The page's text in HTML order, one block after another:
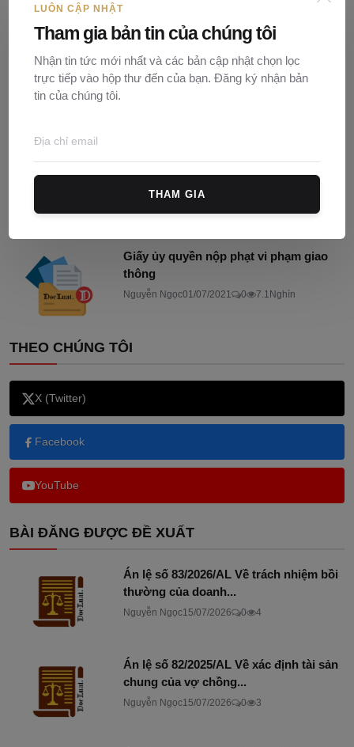
Nguyễn Ngọc25/05/2026 676
Đề thi trắc nghiệm công chứng 2026 -
Quyết định 148/QĐ-HĐCCVTQ 2025 ban
Giấy ủy quyền nộp phạt vi phạm giao
thông
Nguyễn Ngọc01/07/2021 0 7.1Nghìn
THEO CHÚNG TÔI
X (Twitter)
Facebook
YouTube
BÀI ĐĂNG ĐƯỢC ĐỀ XUẤT
Án lệ số 83/2026/AL Về trách nhiệm bồi
thường của doanh...
Nguyễn Ngọc15/07/2026 0 4
Án lệ số 82/2025/AL Về xác định tài sản
chung của vợ chồng...
Nguyễn Ngọc15/07/2026 0 3
LUÔN CẬP NHẬT
Tham gia bản tin của chúng tôi
Nhận tin tức mới nhất và các bản cập nhật chọn lọc
trực tiếp vào hộp thư đến của bạn. Đăng ký nhận bản
tin của chúng tôi.
THAM GIA